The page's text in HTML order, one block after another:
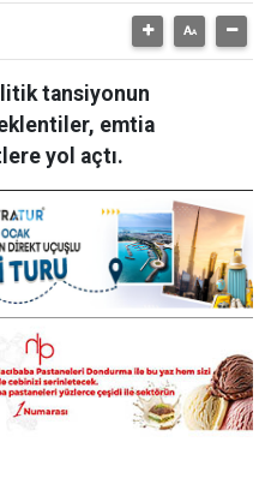
tansiyonun
emtia
yol açtı.